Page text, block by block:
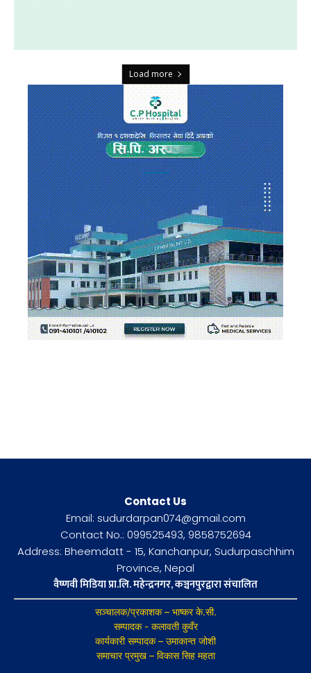
Load more
Contact Us
Email: sudurdarpan074@gmail.com
Contact No.: 099525493, 9858752694
Address: Bheemdatt - 15, Kanchanpur, Sudurpaschhim
Province, Nepal
वैष्णवी मिडिया प्रा.लि. महेन्द्रनगर, कञ्चनपुरद्वारा संचालित
सञ्चालक/प्रकाशक – भाष्कर के.सी.
सम्पादक - कलावती कुवँर
कार्यकारी सम्पादक – उमाकान्त जोशी
समाचार प्रमुख – विकास सिह महता